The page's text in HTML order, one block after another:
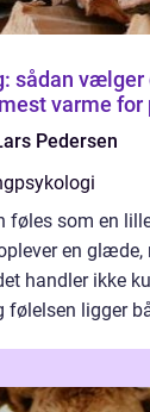
sådan vælger
varme for
Pedersen
føles som en
en glæde,
handler ikke
følelsen ligger